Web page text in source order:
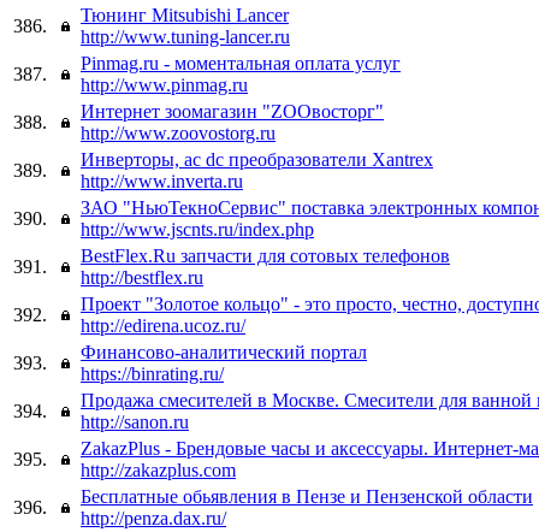
386.
Тюнинг Mitsubishi Lancer
http://www.tuning-lancer.ru
387.
Pinmag.ru - моментальная оплата услуг
http://www.pinmag.ru
388.
Интернет зоомагазин "ZOOвосторг"
http://www.zoovostorg.ru
389.
Инверторы, ac dc преобразователи Xantrex
http://www.inverta.ru
390.
ЗАО "НьюТекноСервис" поставка электронных
http://www.jscnts.ru/index.php
391.
BestFlex.Ru запчасти для сотовых телефонов
http://bestflex.ru
392.
Проект "Золотое кольцо" - это просто, честно,
http://edirena.ucoz.ru/
393.
Финансово-аналитический портал
https://binrating.ru/
394.
Продажа смесителей в Москве. Смесители для ванной
http://sanon.ru
395.
ZakazPlus - Брендовые часы и аксессуары. Интернет-
http://zakazplus.com
396.
Бесплатные обьявления в Пензе и Пензенской области
http://penza.dax.ru/